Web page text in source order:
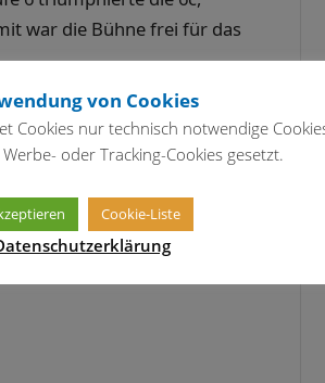
war die Bühne frei für das
sich die beiden
trat mutig auf und
fehlte das nötige
agierte die 7c eiskalt
für die 7c sicherte
aller Anwesenden.
von Cookies
Cookies nur technisch notwendige
oder Tracking-Cookies gesetzt.
Cookie-Liste